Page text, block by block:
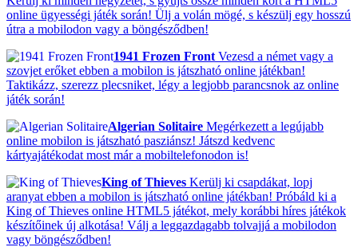
online ügyességi játék során! Ülj a volán mögé, s készülj egy hosszú
útra a mobilodon vagy a böngésződben!
1941 Frozen Front Vezesd a német vagy a
szovjet erőket ebben a mobilon is játszható online játékban!
Taktikázz, szerezz plecsniket, légy a legjobb parancsnok az online
játék során!
Algerian Solitaire Megérkezett a legújabb
online mobilon is játszható pasziánsz! Játszd kedvenc
kártyajátékodat most már a mobiltelefonodon is!
King of Thieves Kerülj ki csapdákat, lopj
aranyat ebben a mobilon is játszható online játékban! Próbáld ki a
King of Thieves online HTML5 játékot, mely korábbi híres játékok
készítőinek új alkotása! Válj a leggazdagabb tolvajjá a mobilodon
vagy böngésződben!